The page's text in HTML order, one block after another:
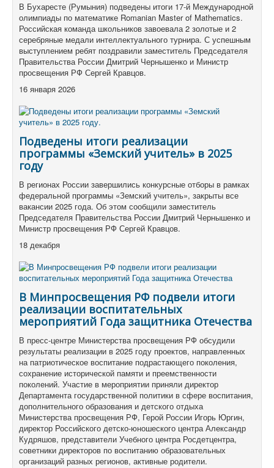
В Бухаресте (Румыния) подведены итоги 17-й Международной
олимпиады по математике Romanian Master of Mathematics.
Российская команда школьников завоевала 2 золотые и 2
серебряные медали интеллектуального турнира. С успешным
выступлением ребят поздравили заместитель Председателя
Правительства России Дмитрий Чернышенко и Министр
просвещения РФ Сергей Кравцов.
16 января 2026
Подведены итоги реализации
программы «Земский учитель» в 2025
году
В регионах России завершились конкурсные отборы в рамках
федеральной программы «Земский учитель», закрыты все
вакансии 2025 года. Об этом сообщили заместитель
Председателя Правительства России Дмитрий Чернышенко и
Министр просвещения РФ Сергей Кравцов.
18 декабря
В Минпросвещения РФ подвели итоги
реализации воспитательных
мероприятий Года защитника Отечества
В пресс-центре Министерства просвещения РФ обсудили
результаты реализации в 2025 году проектов, направленных
на патриотическое воспитание подрастающего поколения,
сохранение исторической памяти и преемственности
поколений. Участие в мероприятии приняли директор
Департамента государственной политики в сфере воспитания,
дополнительного образования и детского отдыха
Министерства просвещения РФ, Герой России Игорь Юргин,
директор Российского детско-юношеского центра Александр
Кудряшов, представители Учебного центра Росдетцентра,
советники директоров по воспитанию образовательных
организаций разных регионов, активные родители.